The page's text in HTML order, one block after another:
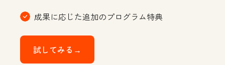
成果に応じた追加のプログラム特典
試してみる→